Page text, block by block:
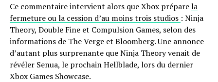
Ce commentaire intervient alors que Xbox préparela
fermeture ou la cession d’au moins trois studios : Ninja
Theory, Double Fine et Compulsion Games, selon des
informations de The Verge et Bloomberg. Une annonce
d’autant plus surprenante que Ninja Theory venait de
révéler Senua, le prochain Hellblade, lors du dernier
Xbox Games Showcase.